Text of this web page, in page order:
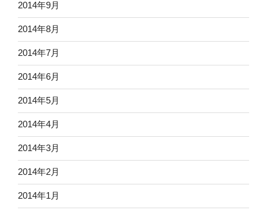
2014年9月
2014年8月
2014年7月
2014年6月
2014年5月
2014年4月
2014年3月
2014年2月
2014年1月